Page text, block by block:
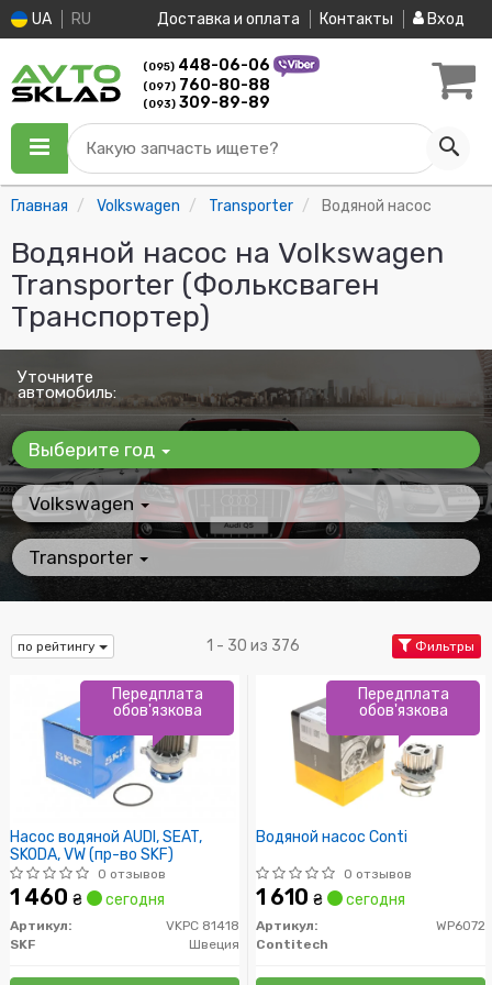
UA RU Доставка и оплата Контакты Вход
(095) 448-06-06
(097) 760-80-88
(093) 309-89-89
Какую запчасть ищете?
Главная Volkswagen Transporter Водяной насос
Водяной насос на Volkswagen
Transporter (Фольксваген
Транспортер)
Уточните
автомобиль:
Выберите год
Volkswagen
Transporter
по рейтингу 1 - 30 из 376 Фильтры
Насос водяной AUDI, SEAT,
SKODA, VW (пр-во SKF)
0 отзывов
1 460 ₴ сегодня
Артикул:
VKPC 81418
SKF
Швеция
Передплата
обов'язкова
Водяной насос Conti
0 отзывов
1 610 ₴ сегодня
Артикул:
WP6072
Contitech
Передплата
обов'язкова